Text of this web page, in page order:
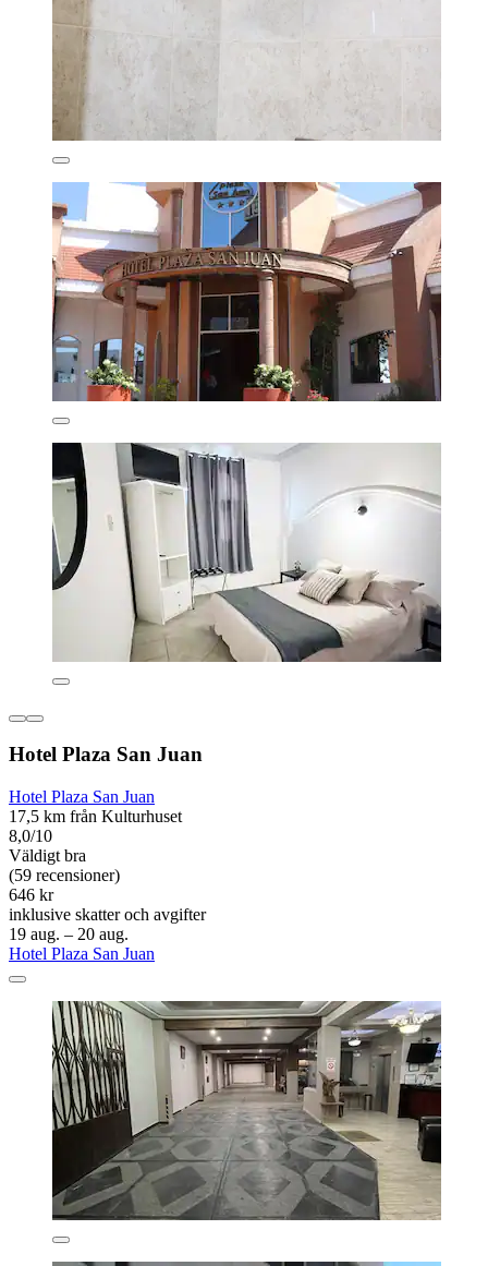
Hotel Plaza San Juan
Hotel Plaza San Juan
17,5 km från Kulturhuset
8,0/10
Väldigt bra
(59 recensioner)
646 kr
inklusive skatter och avgifter
19 aug. – 20 aug.
Hotel Plaza San Juan